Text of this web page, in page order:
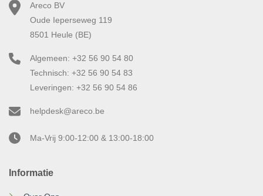
Informatie
Areco BV
Oude Ieperseweg 119
8501 Heule (BE)
Algemeen: +32 56 90 54 80
Technisch: +32 56 90 54 83
Leveringen: +32 56 90 54 86
helpdesk@areco.be
Ma-Vrij 9:00-12:00 & 13:00-18:00